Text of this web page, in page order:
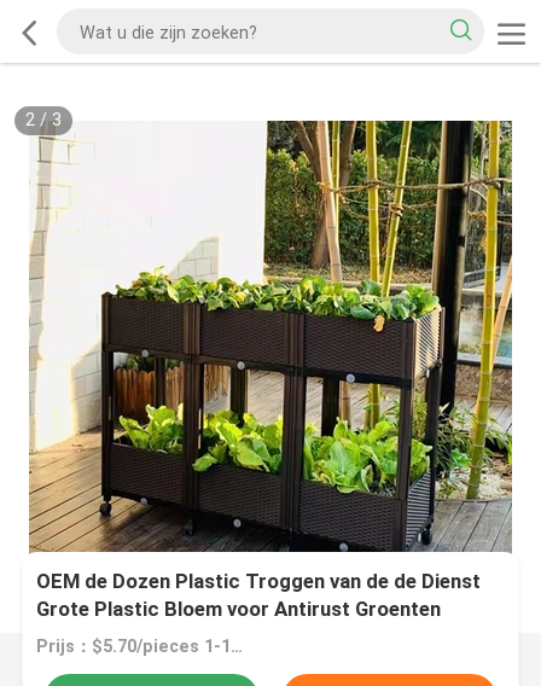
2/3
OEM de Dozen Plastic Troggen van de de Dienst
Grote Plastic Bloem voor Antirust Groenten
Prijs：$5.70/pieces 1-199 pieces